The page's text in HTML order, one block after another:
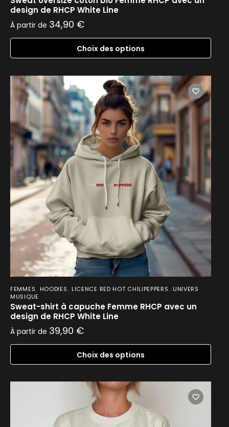
design de RHCP White Line
À partir de 34,90 €
Choix des options
FEMMES, HOODIES, LICENCE RED HOT CHILIPEPPERS, UNIVERS
MUSIQUE
Sweat-shirt à capuche Femme RHCP avec un
design de RHCP White Line
À partir de 39,90 €
Choix des options